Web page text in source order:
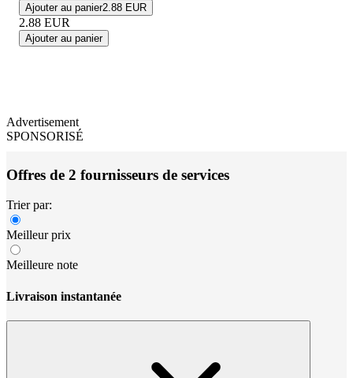
Ajouter au panier2.88 EUR
2.88 EUR
Ajouter au panier
Advertisement
SPONSORISÉ
Offres de 2 fournisseurs de services
Trier par:
Meilleur prix
Meilleure note
Livraison instantanée